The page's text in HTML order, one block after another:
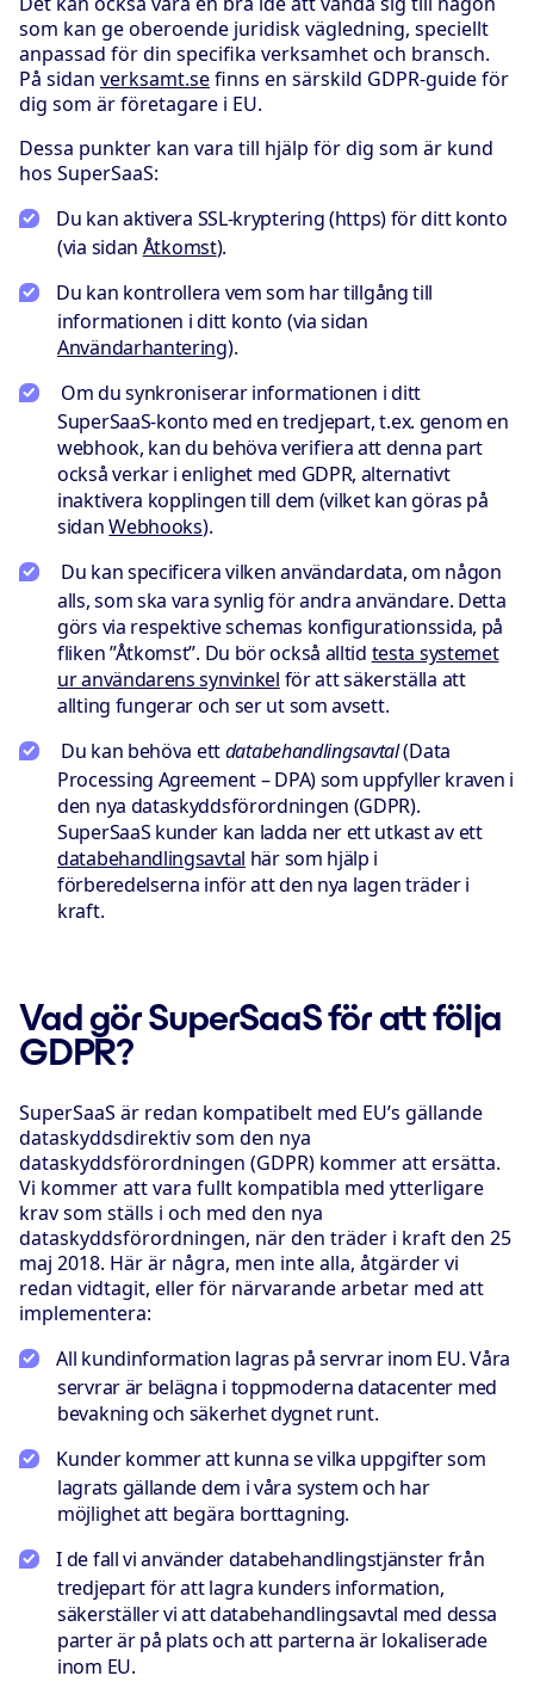
som kan ge oberoende juridisk vägledning, speciellt
anpassad för din specifika verksamhet och bransch.
På sidan verksamt.sefinns en särskild GDPR-guide för
dig som är företagare i EU.
Dessa punkter kan vara till hjälp för dig som är kund
hos SuperSaaS:
Du kan aktivera SSL-kryptering (https) för ditt konto
(via sidan Åtkomst).
Du kan kontrollera vem som har tillgång till
informationen i ditt konto (via sidan
Användarhantering).
Om du synkroniserar informationen i ditt
SuperSaaS-konto med en tredjepart, t.ex. genom en
webhook, kan du behöva verifiera att denna part
också verkar i enlighet med GDPR, alternativt
inaktivera kopplingen till dem (vilket kan göras på
sidanWebhooks).
Du kan specificera vilken användardata, om någon
alls, som ska vara synlig för andra användare. Detta
görs via respektive schemas konfigurationssida, på
fliken ”Åtkomst”. Du bör också alltid testa systemet
ur användarens synvinkel för att säkerställa att
allting fungerar och ser ut som avsett.
Du kan behöva ettdatabehandlingsavtal(Data
Processing Agreement– DPA) som uppfyller kraven i
den nya dataskyddsförordningen (GDPR).
SuperSaaS kunder kan ladda ner ett utkast av ett
databehandlingsavtal här som hjälp i
förberedelserna inför att den nya lagen träder i
kraft.
Vad gör SuperSaaS för att följa
GDPR?
SuperSaaS är redan kompatibelt med EU’s gällande
dataskyddsdirektiv som den nya
dataskyddsförordningen (GDPR) kommer att ersätta.
Vi kommer att vara fullt kompatibla med ytterligare
krav som ställs i och med den nya
dataskyddsförordningen, när den träder i kraft den 25
maj 2018. Här är några, men inte alla, åtgärder vi
redan vidtagit, eller för närvarande arbetar med att
implementera:
All kundinformation lagras på servrar inom EU. Våra
servrar är belägna i toppmoderna datacenter med
bevakning och säkerhet dygnet runt.
Kunder kommer att kunna se vilka uppgifter som
lagrats gällande dem i våra system och har
möjlighet att begära borttagning.
I de fall vi använder databehandlingstjänster från
tredjepart för att lagra kunders information,
säkerställer vi att databehandlingsavtal med dessa
parter är på plats och att parterna är lokaliserade
inom EU.